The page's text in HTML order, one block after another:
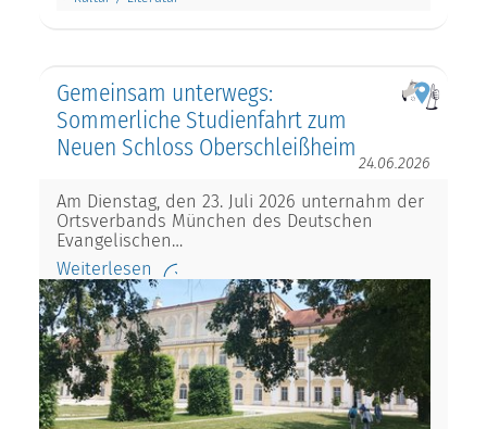
Gemeinsam unterwegs:
Sommerliche Studienfahrt zum
Neuen Schloss Oberschleißheim
24.06.2026
Am Dienstag, den 23. Juli 2026 unternahm der
Ortsverbands München des Deutschen
Evangelischen…
Weiterlesen